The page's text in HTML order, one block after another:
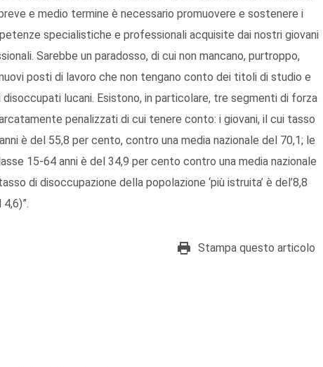
e medio termine è necessario promuovere e sostenere i
specialistiche e professionali acquisite dai nostri giovani
Sarebbe un paradosso, di cui non mancano, purtroppo,
posti di lavoro che non tengano conto dei titoli di studio e
lucani. Esistono, in particolare, tre segmenti di forza
penalizzati di cui tenere conto: i giovani, il cui tasso
è del 55,8 per cento, contro una media nazionale del 70,1; le
15-64 anni è del 34,9 per cento contro una media nazionale
di disoccupazione della popolazione ‘più istruita’ è del’8,8
Stampa questo articolo